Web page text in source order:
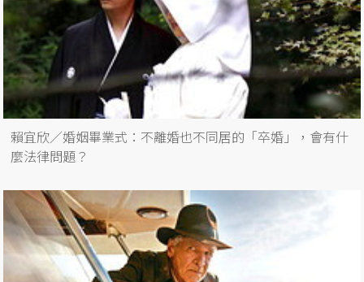
賴宜欣／婚姻畢業式：不離婚也不同居的「卒婚」，會有什
麼法律問題？